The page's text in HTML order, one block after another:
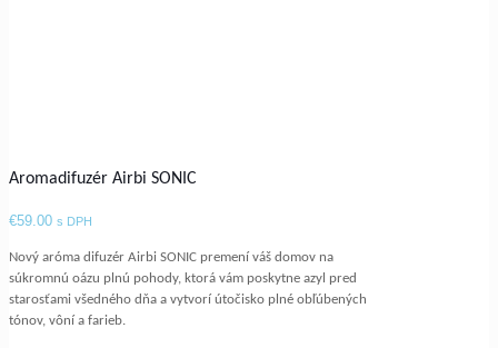
Aromadifuzér Airbi SONIC
€59.00 s DPH
Nový aróma difuzér Airbi SONIC premení váš domov na
súkromnú oázu plnú pohody, ktorá vám poskytne azyl pred
starosťami všedného dňa a vytvorí útočisko plné obľúbených
tónov, vôní a farieb.